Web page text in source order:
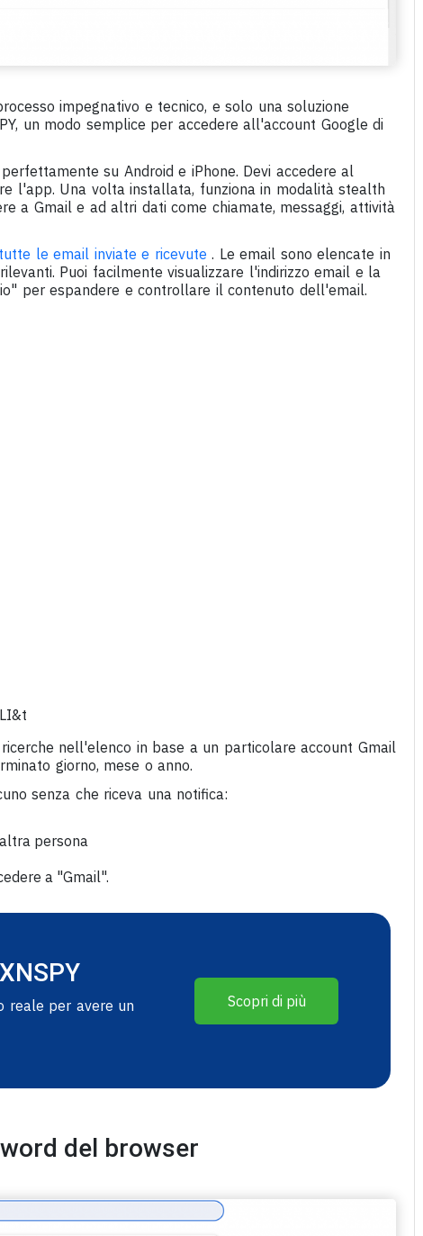
impegnativo e tecnico, e solo una soluzione
un modo semplice per accedere all'account Google di
su Android e iPhone. Devi accedere al
l'app. Una volta installata, funziona in modalità stealth
a Gmail e ad altri dati come chiamate, messaggi, attività
le email inviate e ricevute . Le email sono elencate in
Puoi facilmente visualizzare l'indirizzo email e la
per espandere e controllare il contenuto dell'email.
nell'elenco in base a un particolare account Gmail
giorno, mese o anno.
senza che riceva una notifica:
persona
a "Gmail".
reale per avere un
Scopri di più
del browser